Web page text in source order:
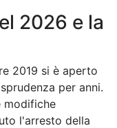
2026 e la
2019 si è aperto
per anni.
modifiche
l'arresto della